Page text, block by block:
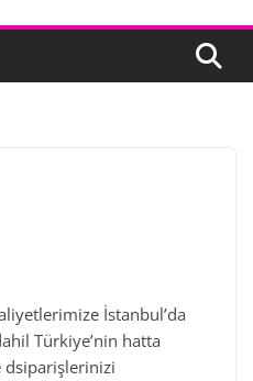
İstanbul’da
Türkiye’nin hatta
dsiparişlerinizi